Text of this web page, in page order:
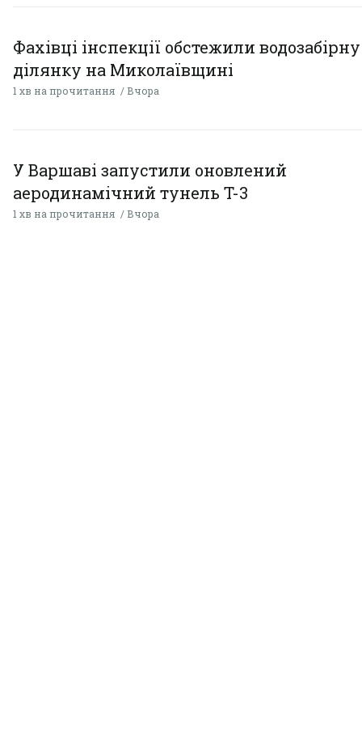
Фахівці інспекції обстежили водозабірну
ділянку на Миколаївщині
1 хв на прочитання Вчора
У Варшаві запустили оновлений
аеродинамічний тунель T-3
1 хв на прочитання Вчора